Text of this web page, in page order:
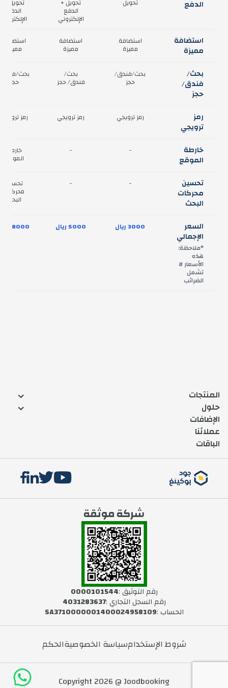
الدفع تحويل تحويل +
الدفع
الإلكتروني
تحويل +
الدفع
الإلكتروني
استضافة
مميزة
استضافة
مميزة
استضافة
مميزة
استضافة
مميزة
بحث/
فندق/
حجز
بحث/فندق/
حجز
بحث/
فندق/ حجز
بحث/
حجز
رمز
ترويجي
رمز ترويجي رمز ترويجي رمز ترويجي
خارطة
الموقع
-
- خارطة
الموقع
تحسين
محركات
البحث
-
- تحسين
محركات
البحث
السعر
الإجمالي
*ملاحظة:
هذه
الأسعار لا
تشمل
الضرائب
3000ريال 5000ريال 8000
المنتجات
حلول
الإضافات
عملائنا
الباقات
شركة موثقة
رقم التوثيق :0000101544
رقم السجل التجاري :4031283637
الحساب :SA3710000001400024958109
شروط الإستخدامسياسة الخصوصيةالحكم
Copyright 2026 @ Joodbooking